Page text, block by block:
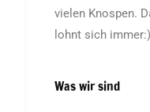
vielen Knospen.
lohnt sich immer:)
Was wir sind